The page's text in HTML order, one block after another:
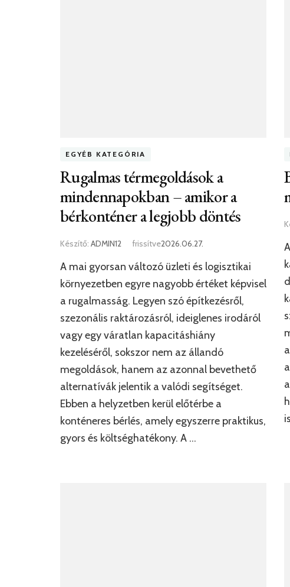
EGYÉB KATEGÓRIA
Rugalmas térmegoldások a
mindennapokban – amikor a
bérkonténer a legjobb döntés
Készítő: ADMIN12 frissítve2026.06.27.
A mai gyorsan változó üzleti és logisztikai
környezetben egyre nagyobb értéket képvisel
a rugalmasság. Legyen szó építkezésről,
szezonális raktározásról, ideiglenes irodáról
vagy egy váratlan kapacitáshiány
kezeléséről, sokszor nem az állandó
megoldások, hanem az azonnal bevethető
alternatívák jelentik a valódi segítséget.
Ebben a helyzetben kerül előtérbe a
konténeres bérlés, amely egyszerre praktikus,
gyors és költséghatékony. A …